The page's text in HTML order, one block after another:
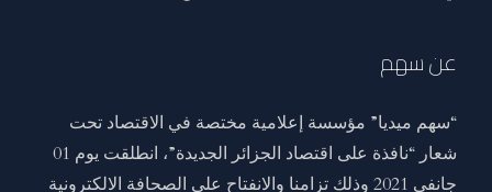
عن سهم
“سهم ميديا” مؤسسة إعلامية مختصة في الاقتصاد تحت
شعار “نافذة على اقتصاد الجزائر الجديدة”، انطلقت يوم 01
جانفي 2021 وذلك تزامنا والانفتاح على الصحافة الالكترونية